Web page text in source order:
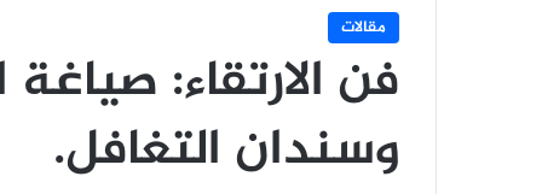
مقالات
فن الارتقاء:
وسندان التغافل.